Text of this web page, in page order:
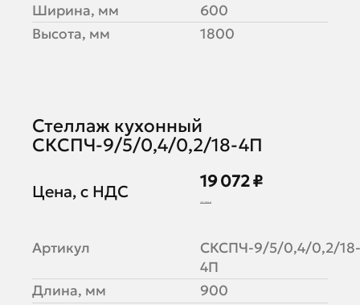
Ширина, мм
600
Высота, мм
1800
Стеллаж кухонный
СКСПЧ-9/5/0,4/0,2/18-4П
Цена, с НДС
19 072 ₽
23 258 ₽
Артикул
СКСПЧ-9/5/0,4/0,2/18-
4П
Длина, мм
900